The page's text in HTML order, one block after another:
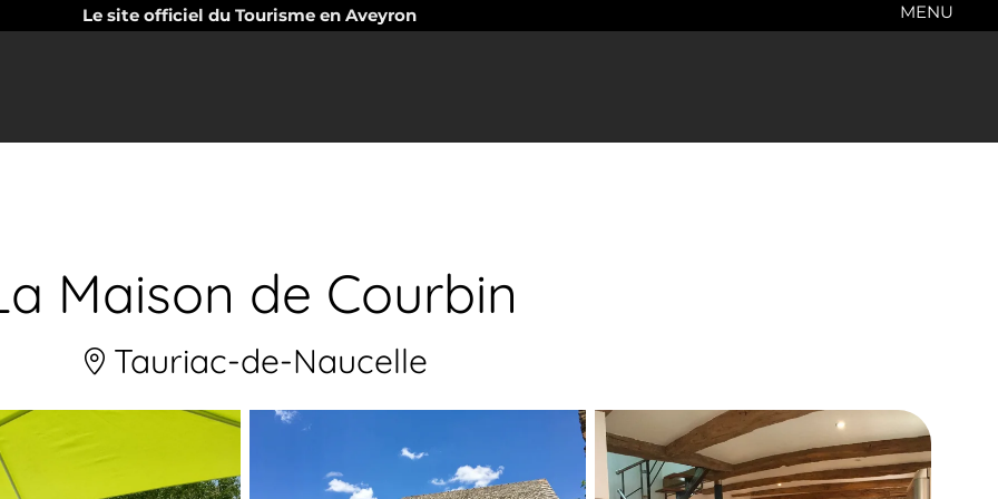
Le site officiel du Tourisme en Aveyron MENU
Maison de Courbin
Tauriac-de-Naucelle